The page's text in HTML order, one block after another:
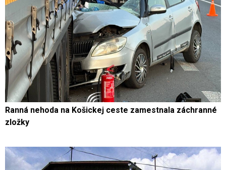
Ranná nehoda na Košickej ceste zamestnala záchranné
zložky